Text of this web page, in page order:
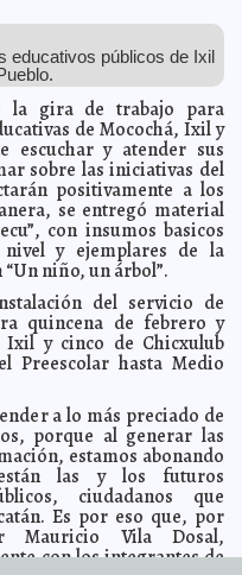
recibirá la Medalla “Silvio
los festejos por el mes de
deslinda de "Punto de
Programa de Actividades del
para mejorar las
Laura Aldama
otorgará becas del 100%
para los exámenes de
y superior.
por Rogerio Castro y el
políticos del interior del
el Ayuntamiento de Mérida
de vanguardia a favor
de defensa de los
más beneficios que
educativos públicos de Ixil
la gira de trabajo para
de Mocochá, Ixil y
escuchar y atender sus
sobre las iniciativas del
positivamente a los
se entregó material
con insumos basicos
y ejemplares de la
niño, un árbol”.
del servicio de
quincena de febrero y
Ixil y cinco de Chicxulub
Preescolar hasta Medio
a lo más preciado de
porque al generar las
estamos abonando
las y los futuros
ciudadanos que
Es por eso que, por
Mauricio Vila Dosal,
con los integrantes de